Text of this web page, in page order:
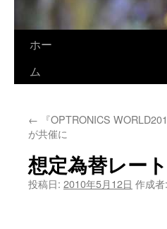
ン
へ
ホー
ム
← 『OPTRONICS
が共催に
想定為替レート
投稿日: 2010年5月12日 作成者: